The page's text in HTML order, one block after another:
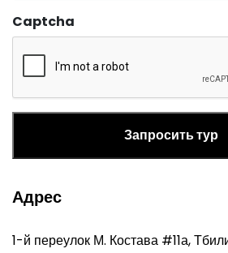
Captcha
Запросить тур
Адрес
1-й переулок М. Костава #11а,